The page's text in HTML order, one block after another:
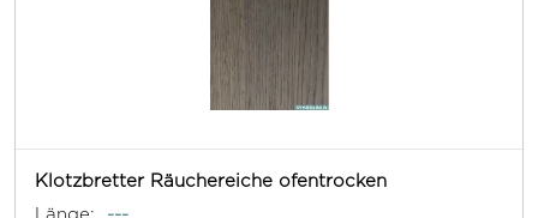
Klotzbretter Räuchereiche ofentrocken
Länge:
---